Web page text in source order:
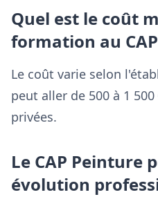
Quel est le coût
formation au
Le coût varie selon
peut aller de 500 à 1
privées.
Le CAP Peinture
évolution